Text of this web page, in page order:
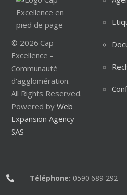
© 2026 Cap
Excellence -
Communauté
d'agglomération.
All Rights Reserved.
Powered by Web
Expansion Agency
SAS
Téléphone: 0590 689 292